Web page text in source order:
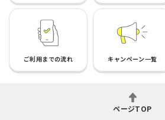
ご利用までの流れ キャンペーン一覧
ページTOP